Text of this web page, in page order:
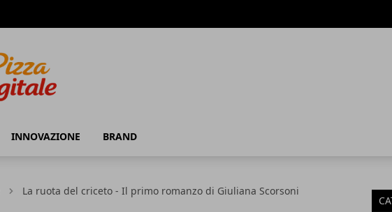
INNOVAZIONE BRAND
La ruota del criceto - Il primo romanzo di Giuliana Scorsoni